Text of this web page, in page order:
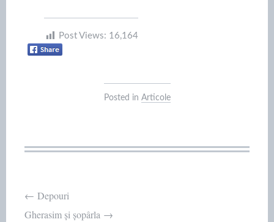
Post Views: 16,164
Posted in Articole
Post
← Depouri
Gherasim și șopârla →